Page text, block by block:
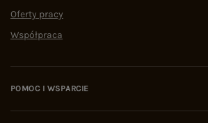
Oferty pracy
Współpraca
POMOC I WSPARCIE